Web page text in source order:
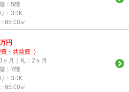
：5階
：3DK
65.00㎡
万円
・共益費 -)
ヶ月｜礼：2ヶ月
：7階
：3DK
65.00㎡